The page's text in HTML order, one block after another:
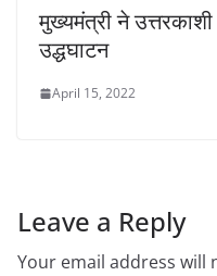
मुख्यमंत्री ने
उद्धघाटन
April 15, 2022
Leave a Reply
Your email address will